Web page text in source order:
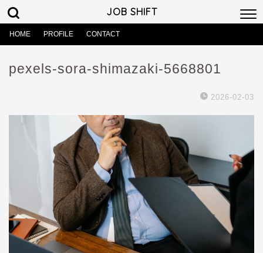
JOB SHIFT
HOME PROFILE CONTACT
pexels-sora-shimazaki-5668801
2026-02-03